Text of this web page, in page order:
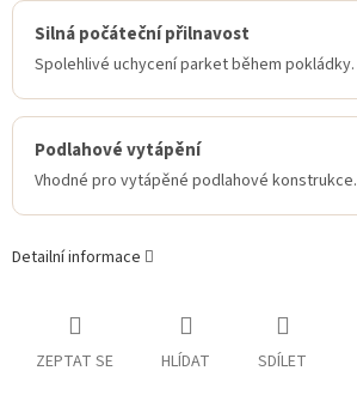
Silná počáteční přilnavost
Spolehlivé uchycení parket během pokládky.
Podlahové vytápění
Vhodné pro vytápěné podlahové konstrukce.
Detailní informace
ZEPTAT SE HLÍDAT SDÍLET